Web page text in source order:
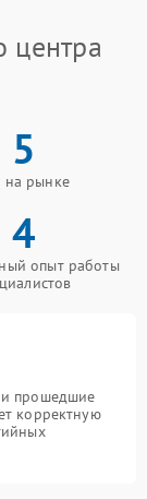
центра
5
на рынке
4
опыт работы
и прошедшие
корректную